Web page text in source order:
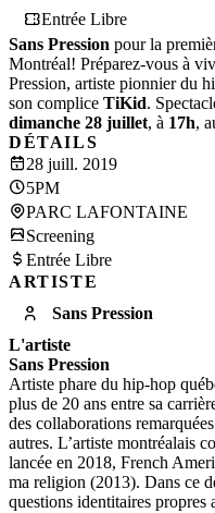
Entrée Libre
Sans Pression pour la
Montréal! Préparez-vous à
Pression, artiste pionnier du
son complice TiKid.
dimanche 28 juillet, à 17h,
DÉTAILS
28 juill. 2019
5PM
PARC LAFONTAINE
Screening
Entrée Libre
ARTISTE
Sans Pression
L'artiste
Sans Pression
Artiste phare du hip-hop
plus de 20 ans entre sa
des collaborations
autres. L’artiste montréalais
lancée en 2018, French
ma religion (2013). Dans ce
questions identitaires propres